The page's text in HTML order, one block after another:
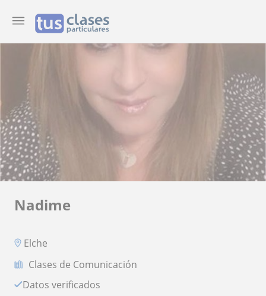
Nadime
Elche
Clases de Comunicación
Datos verificados